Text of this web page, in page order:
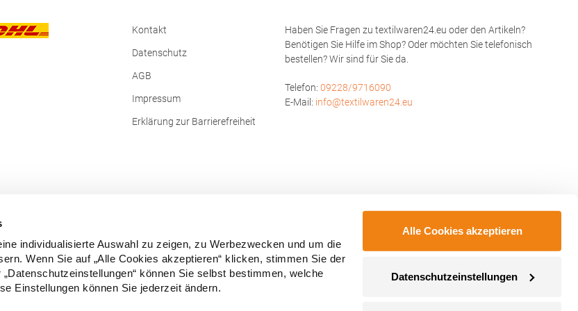
individualisierte Auswahl zu zeigen, zu Werbezwecken und um die
Wenn Sie auf „Alle Cookies akzeptieren“ klicken, stimmen Sie der
können Sie selbst bestimmen, welche
Einstellungen können Sie jederzeit ändern.
Alle Cookies akzeptieren
Datenschutzeinstellungen
Ltd. Ground Floor 71 Lower Baggot Street
Dublin D02 P593 Irland Kontakt:
www.arccompliance.com
Kontakt
Datenschutz
AGB
Impressum
Erklärung zur Barrierefreiheit
Haben Sie Fragen zu textilwaren24.eu oder den Artikeln?
Benötigen Sie Hilfe im Shop? Oder möchten Sie telefonisch
bestellen? Wir sind für Sie da.
Telefon: 09228/9716090
E-Mail: info@textilwaren24.eu